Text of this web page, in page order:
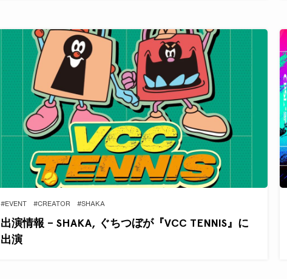
#EVENT #CREATOR #SHAKA
出演情報 – SHAKA, ぐちつぼが『VCC TENNIS』に
出演